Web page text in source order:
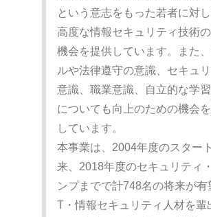
という意志をもった若者に対し
高度な情報セキュリティ技術
機会を提供しています。また
ルや法律遵守の意識、セキュ
意識、職業意識、自立的な学
についても向上のための機会
しています。
本事業は、2004年度のスター
来、2018年度のセキュリティ
ンプまでで計748名の将来が有
T・情報セキュリティ人材を輩